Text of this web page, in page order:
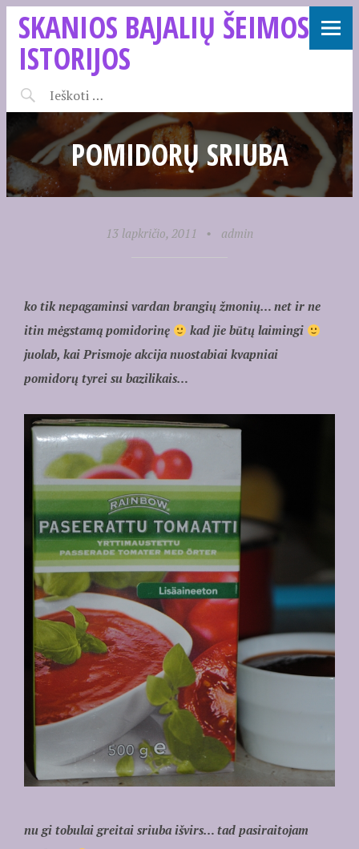
SKANIOS BAJALIŲ ŠEIMOS
ISTORIJOS
POMIDORŲ SRIUBA
13 lapkričio, 2011 • admin
ko tik nepagaminsi vardan brangių žmonių… net ir ne
itin mėgstamą pomidorinę
kad jie būtų laimingi
juolab, kai Prismoje akcija nuostabiai kvapniai
pomidorų tyrei su bazilikais…
nu gi tobulai greitai sriuba išvirs… tad pasiraitojam